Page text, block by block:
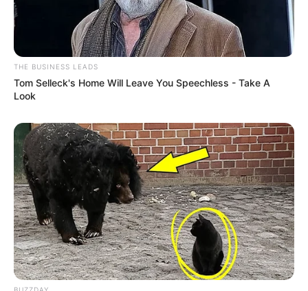
THE BUSINESS LEADS
Tom Selleck's Home Will Leave You Speechless - Take A
Look